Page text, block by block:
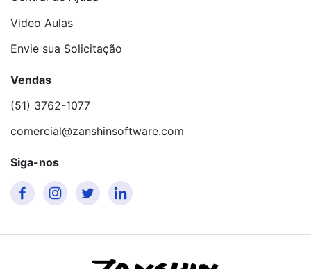
Video Aulas
Envie sua Solicitação
Vendas
(51) 3762-1077
comercial@zanshinsoftware.com
Siga-nos